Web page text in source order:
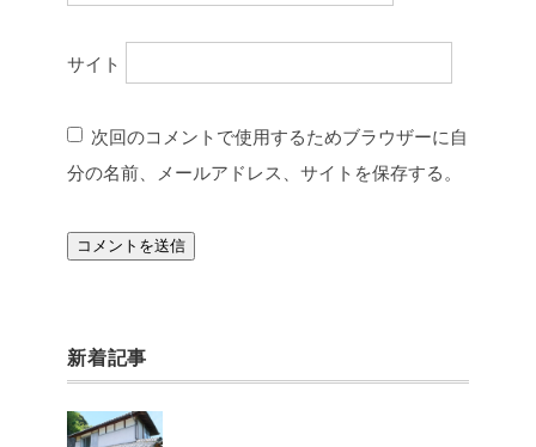
サイト
次回のコメントで使用するためブラウザーに自
分の名前、メールアドレス、サイトを保存する。
新着記事